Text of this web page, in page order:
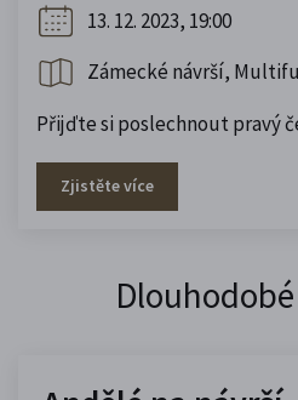
13. 12. 2023, 19:00
Zámecké návrší,
Přijďte si poslechnout pravý
Zjistěte více